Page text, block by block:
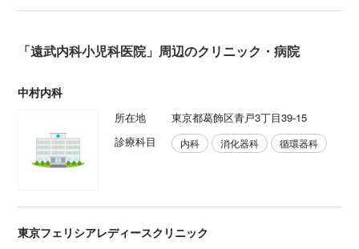
「遠武内科小児科医院」周辺のクリニック・病院
中村内科
所在地
東京都葛飾区青戸3丁目39-15
診療科目
内科 消化器科 循環器科
東京フェリシアレディースクリニック